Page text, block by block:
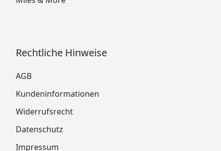
Rechtliche Hinweise
AGB
Kundeninformationen
Widerrufsrecht
Datenschutz
Impressum